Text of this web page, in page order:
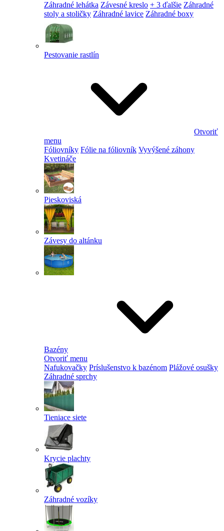
Záhradné lehátka Závesné kreslo + 3 ďalšie Záhradné
stoly a stoličky Záhradné lavice Záhradné boxy
Pestovanie rastlín
Otvoriť
menu
Fóliovníky Fólie na fóliovník Vyvýšené záhony
Kvetináče
Pieskoviská
Závesy do altánku
Bazény
Otvoriť menu
Nafukovačky Príslušenstvo k bazénom Plážové osušky
Záhradné sprchy
Tieniace siete
Krycie plachty
Záhradné vozíky